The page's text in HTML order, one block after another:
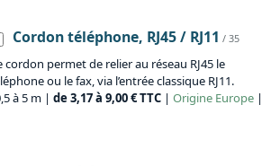
Cordon téléphone, RJ45 / RJ11 / 35
cordon permet de relier au réseau RJ45 le
ou le fax, via l’entrée classique RJ11.
à 5 m | de 3,17 à 9,00 € TTC | Origine Europe |